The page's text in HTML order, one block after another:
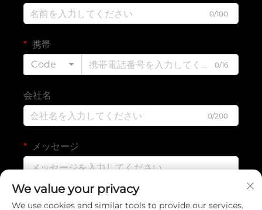
0/100
携帯
Code
0/16
会社名
0/200
メッセージ
0/1000
We value your privacy
We use cookies and similar tools to provide our services.